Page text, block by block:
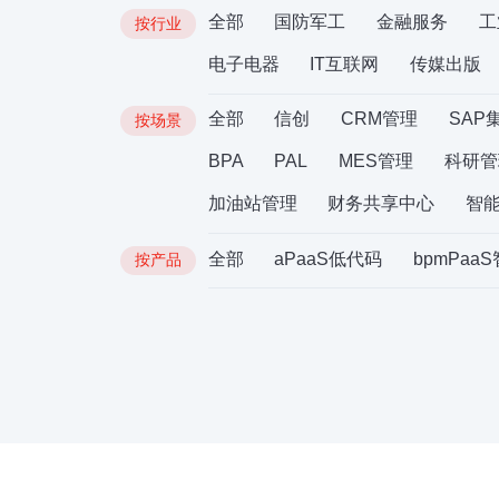
按行业 全部 国防军工 金融服务
电子电器 IT互联网 传媒出版
按场景 全部 信创 CRM管理 SAP
BPA PAL MES管理 科研
加油站管理 财务共享中心 智
按产品 全部 aPaaS低代码 bpmPaaS